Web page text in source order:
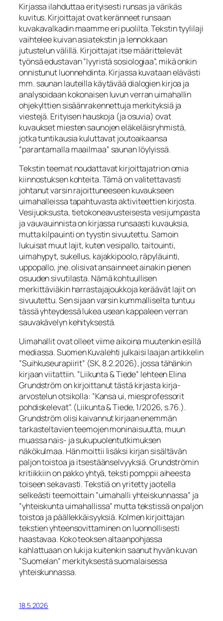
Kirjassa ilahduttaa erityisesti runsas ja värikäs
kuvitus. Kirjoittajat ovat keränneet runsaan
kuvakavalkadin maamme eri puolilta. Tekstin tyylilaji
vaihtelee kuivan asiatekstin ja lennokkaan
jutustelun välillä. Kirjoittajat itse määrittelevät
työnsä edustavan ”lyyristä sosiologiaa”, mikä onkin
onnistunut luonnehdinta. Kirjassa kuvataan elävästi
mm. saunan lauteilla käytävää dialogien kirjoa ja
analysoidaan kokonaisen luvun verran uimahallin
ohjekylttien sisäänrakennettuja merkityksiä ja
viestejä. Erityisen hauskoja (ja osuvia) ovat
kuvaukset miesten saunojen eläkeläisryhmistä,
jotka tuntikausia kuluttavat joutoaikaansa
”parantamalla maailmaa” saunan löylyissä.
Tekstin teemat noudattavat kirjoittajatrion omia
kiinnostuksen kohteita. Tämä on valitettavasti
johtanut varsin rajoittuneeseen kuvaukseen
uimahalleissa tapahtuvasta aktiviteettien kirjosta.
Vesijuoksusta, tietokoneavusteisesta vesijumpasta
ja vauvauinnista on kirjassa runsaasti kuvauksia,
mutta kilpauinti on tyystin sivuutettu. Samoin
lukuisat muut lajit, kuten vesipallo, taitouinti,
uimahypyt, sukellus, kajakkipoolo, räpyläuinti,
uppopallo, jne. olisivat ansainneet ainakin pienen
osuuden sivutilasta. Nämä kohtuullisen
merkittäviäkin harrastajajoukkoja keräävät lajit on
sivuutettu. Sen sijaan varsin kummalliselta tuntuu
tässä yhteydessä lukea usean kappaleen verran
sauvakävelyn kehityksestä.
Uimahallit ovat olleet viime aikoina muutenkin esillä
mediassa. Suomen Kuvalehti julkaisi laajan artikkelin
”Suihkuseurapiirit” (SK, 8.2.2026), jossa tähänkin
kirjaan viitattiin. ”Liikunta & Tiede” lehteen Elina
Grundström on kirjoittanut tästä kirjasta kirja-
arvostelun otsikolla: ”Kansa ui, miesprofessorit
pohdiskelevat”. (Liikunta & Tiede, 1/2026, s.76.).
Grundström olisi kaivannut kirjaan enemmän
tarkasteltavien teemojen moninaisuutta, muun
muassa nais- ja sukupuolentutkimuksen
näkökulmaa. Hän moittii lisäksi kirjan sisältävän
paljon toistoa ja itsestäänselvyyksiä. Grundströmin
kritiikkiin on pakko yhtyä, teksti pomppii aiheesta
toiseen sekavasti. Tekstiä on yritetty jaotella
selkeästi teemoittain ”uimahalli yhteiskunnassa” ja
”yhteiskunta uimahallissa” mutta tekstissä on paljon
toistoa ja päällekkäisyyksiä. Kolmen kirjoittajan
tekstien yhteensovittaminen on luonnollisesti
haastavaa. Koko teoksen altaanpohjassa
kahlattuaan on lukija kuitenkin saanut hyvän kuvan
”Suomelan” merkityksestä suomalaisessa
yhteiskunnassa.
18.5.2026